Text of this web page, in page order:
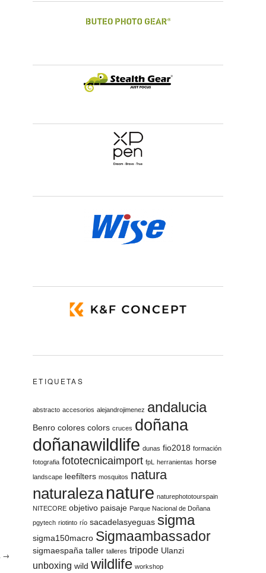
→
ETIQUETAS
abstracto accesorios alejandrojimenez andalucia
Benro colores colors cruces doñana
doñanawildlife dunas fio2018 formación
fotografia fototecnicaimport fpL herranientas horse
landscape leefilters mosquitos natura
naturaleza nature naturephototourspain
NITECORE objetivo paisaje Parque Nacional de Doñana
pgytech riotinto río sacadelasyeguas sigma
sigma150macro Sigmaambassador
sigmaespaña taller talleres tripode Ulanzi
unboxing wild wildlife workshop